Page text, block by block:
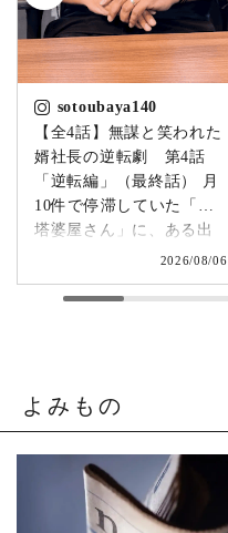
sotoubaya140
【全4話】無謀と笑われた
婿社長の逆転劇 第4話
「逆転編」（最終話） 月
10件で停滞していた「卒
塔婆屋さん」に、ある出
来事が起こります。▶
まじゃまずい。」 そう痛
発動します。 来る日も来
も予想しなかった結果で
した。 無謀だと笑われた
婿社長の逆転劇、ついに
2026/08/06
よみもの